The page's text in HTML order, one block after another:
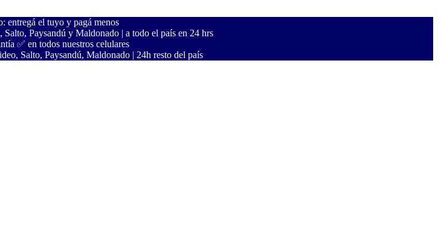
entregá el tuyo y pagá menos
Paysandú y Maldonado | a todo el país en 24 hrs
✅ en todos nuestros celulares
Salto, Paysandú, Maldonado | 24h resto del país